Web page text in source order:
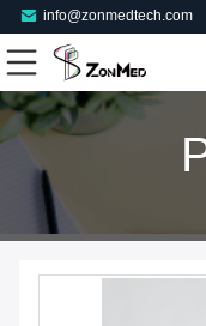
info@zonmedtech.com